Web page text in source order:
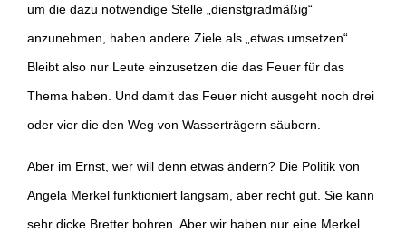
um die dazu notwendige Stelle „dienstgradmäßig“
anzunehmen, haben andere Ziele als „etwas umsetzen“.
Bleibt also nur Leute einzusetzen die das Feuer für das
Thema haben. Und damit das Feuer nicht ausgeht noch drei
oder vier die den Weg von Wasserträgern säubern.
Aber im Ernst, wer will denn etwas ändern? Die Politik von
Angela Merkel funktioniert langsam, aber recht gut. Sie kann
sehr dicke Bretter bohren. Aber wir haben nur eine Merkel.